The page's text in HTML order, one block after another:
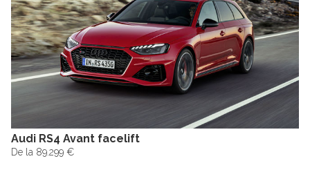
Audi RS4 Avant facelift
De la 89.299 €